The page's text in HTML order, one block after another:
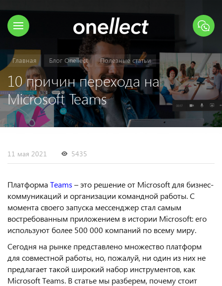
Главная Блог Onellect Полезные статьи
10 причин перехода на
Microsoft Teams
11 мая 2021 5435
Платформа Teams – это решение от Microsoft для бизнес-
коммуникаций и организации командной работы. С
момента своего запуска мессенджер стал самым
востребованным приложением в истории Microsoft: его
используют более 500 000 компаний по всему миру.
Сегодня на рынке представлено множество платформ
для совместной работы, но, пожалуй, ни один из них не
предлагает такой широкий набор инструментов, как
Microsoft Teams. В статье мы разберем, почему стоит